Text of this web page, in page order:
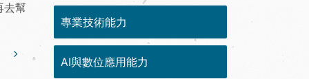
去幫
專業技術能力
AI與數位應用能力